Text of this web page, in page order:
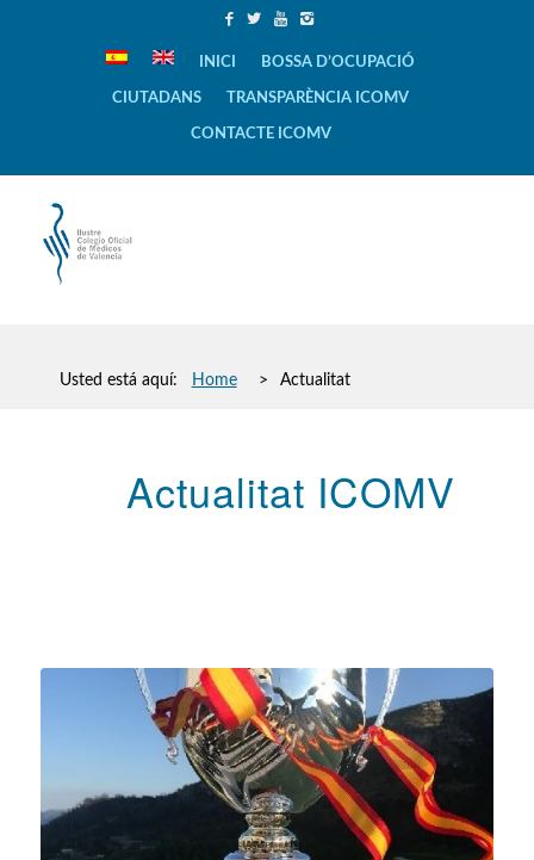
INICI BOSSA D’OCUPACIÓ
CIUTADANS TRANSPARÈNCIA ICOMV
CONTACTE ICOMV
Usted está aquí: Home > Actualitat
Actualitat ICOMV